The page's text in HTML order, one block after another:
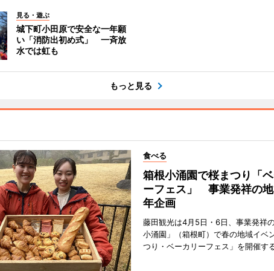
見る・遊ぶ
城下町小田原で安全な一年願
い「消防出初め式」 一斉放
水では虹も
もっと見る
食べる
箱根小涌園で桜まつり「
ーフェス」 事業発祥の
年企画
藤田観光は4月5日・6日、事業発祥
小涌園」（箱根町）で春の地域イベ
つり・ベーカリーフェス」を開催する